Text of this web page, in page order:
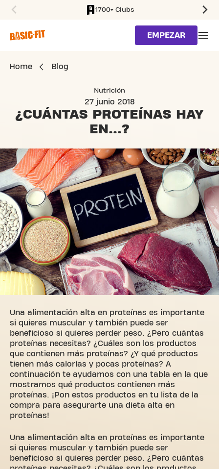
1700+ Clubs
EMPEZAR
Home Blog
Nutrición
27 junio 2018
¿CUÁNTAS PROTEÍNAS HAY
EN...?
Una alimentación alta en proteínas es importante
si quieres muscular y también puede ser
beneficioso si quieres perder peso. ¿Pero cuántas
proteínas necesitas? ¿Cuáles son los productos
que contienen más proteínas? ¿Y qué productos
tienen más calorías y pocas proteínas? A
continuación te ayudamos con una tabla en la que
mostramos qué productos contienen más
proteínas. ¡Pon estos productos en tu lista de la
compra para asegurarte una dieta alta en
proteínas!
Una alimentación alta en proteínas es importante
si quieres muscular y también puede ser
beneficioso si quieres perder peso. ¿Pero cuántas